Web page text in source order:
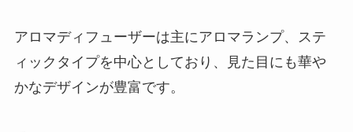
アロマディフューザーは主にアロマランプ、ステ
ィックタイプを中心としており、見た目にも華や
かなデザインが豊富です。